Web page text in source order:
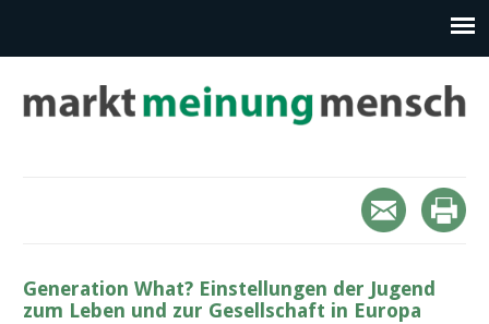
Generation What? Einstellungen der Jugend
zum Leben und zur Gesellschaft in Europa